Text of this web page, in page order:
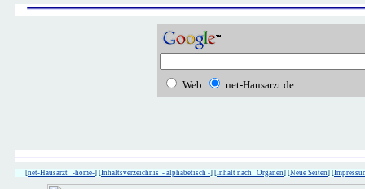
Web net-Hausarzt.de
[net-Hausarzt -home-] [Inhaltsverzeichnis - alphabetisch -] [Inhalt nach Organen] [Neue Seiten] [